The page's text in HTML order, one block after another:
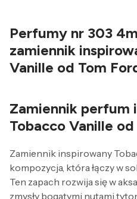
Perfumy nr 303
zamiennik
Vanille od Tom
Zamiennik perfum
Tobacco Vanille
Zamiennik inspirowany
kompozycja, która łączy w
Ten zapach rozwija się w
zmysły bogatymi nutami